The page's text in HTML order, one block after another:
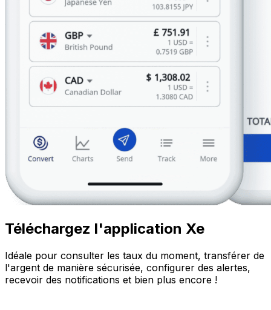
Téléchargez l'application Xe
Idéale pour consulter les taux du moment, transférer de
l'argent de manière sécurisée, configurer des alertes,
recevoir des notifications et bien plus encore !